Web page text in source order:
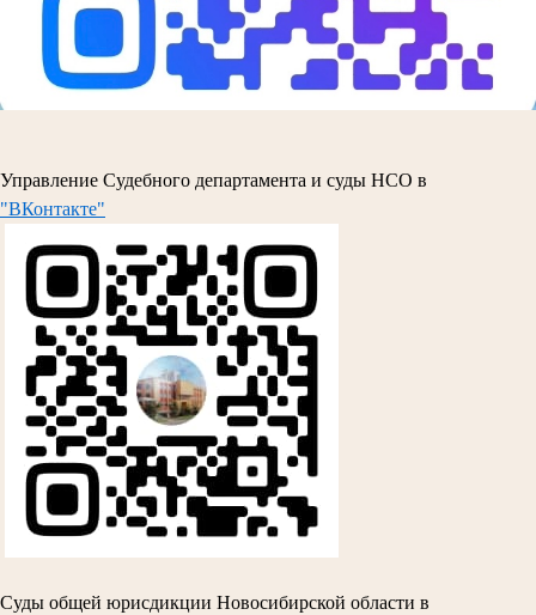
Управление Судебного департамента и суды НСО в
"ВКонтакте"
Суды общей юрисдикции Новосибирской области в